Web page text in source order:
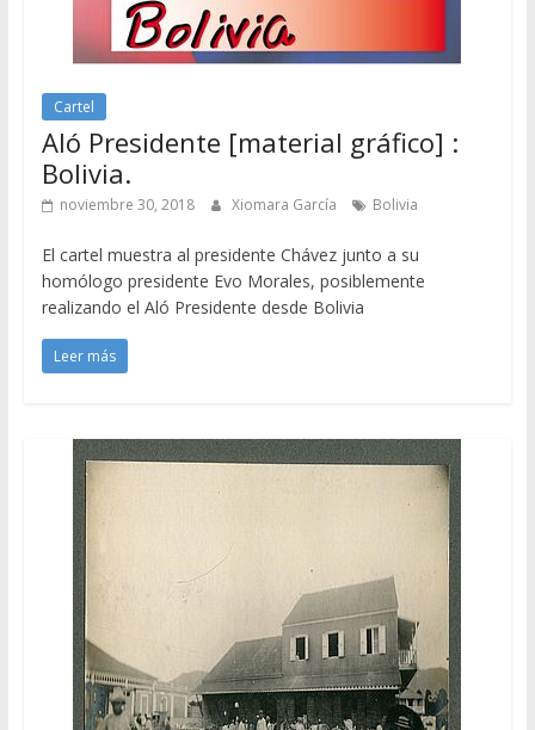
Cartel
Aló Presidente [material gráfico] :
Bolivia.
noviembre 30, 2018 Xiomara García Bolivia
El cartel muestra al presidente Chávez junto a su
homólogo presidente Evo Morales, posiblemente
realizando el Aló Presidente desde Bolivia
Leer más